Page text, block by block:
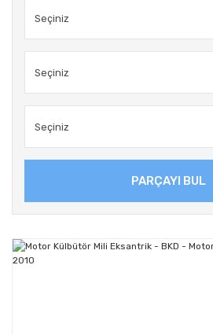
PARÇAYI BUL